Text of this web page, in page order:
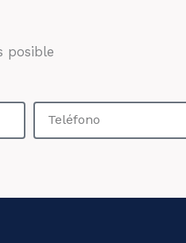
posible
Teléfono